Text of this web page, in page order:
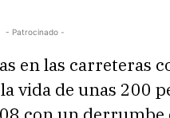
- Patrocinado -
en las carreteras
vida de unas 200